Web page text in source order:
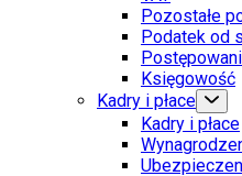
Pozostałe
Podatek od
Księgowość
Kadry i płace
Kadry i płace